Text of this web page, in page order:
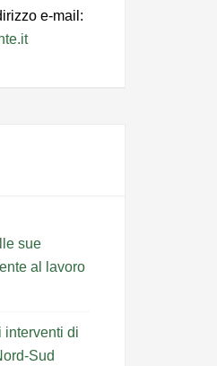
e-mail:
sue
al lavoro
interventi di
Sud